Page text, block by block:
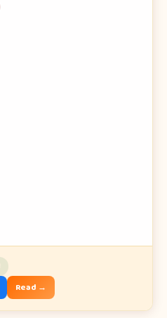
Read →